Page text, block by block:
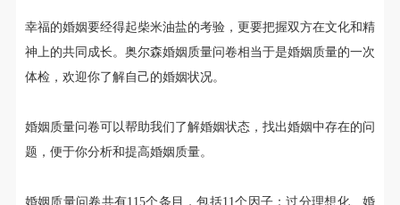
幸福的婚姻要经得起柴米油盐的考验，更要把握双方在文化和精
神上的共同成长。奥尔森婚姻质量问卷相当于是婚姻质量的一次
体检，欢迎你了解自己的婚姻状况。
婚姻质量问卷可以帮助我们了解婚姻状态，找出婚姻中存在的问
题，便于你分析和提高婚姻质量。
婚姻质量问卷共有115个条目，包括11个因子：过分理想化、婚